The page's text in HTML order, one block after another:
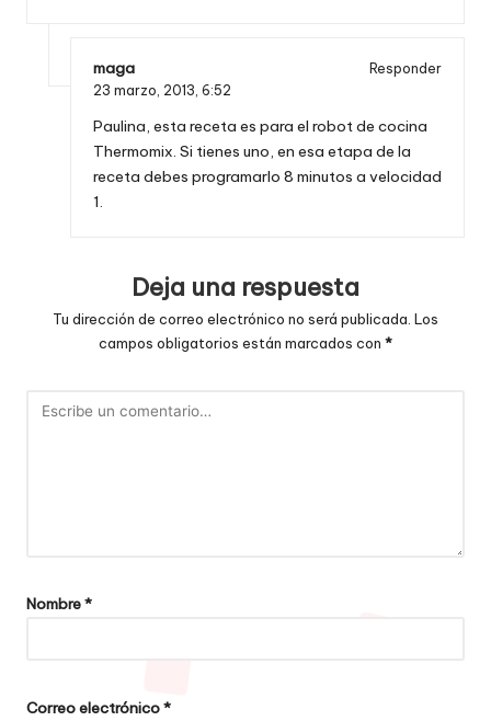
maga
Responder
23 marzo, 2013, 6:52
Paulina, esta receta es para el robot de cocina
Thermomix. Si tienes uno, en esa etapa de la
receta debes programarlo 8 minutos a velocidad
1.
Deja una respuesta
Tu dirección de correo electrónico no será publicada. Los
campos obligatorios están marcados con *
Nombre*
Correo electrónico*